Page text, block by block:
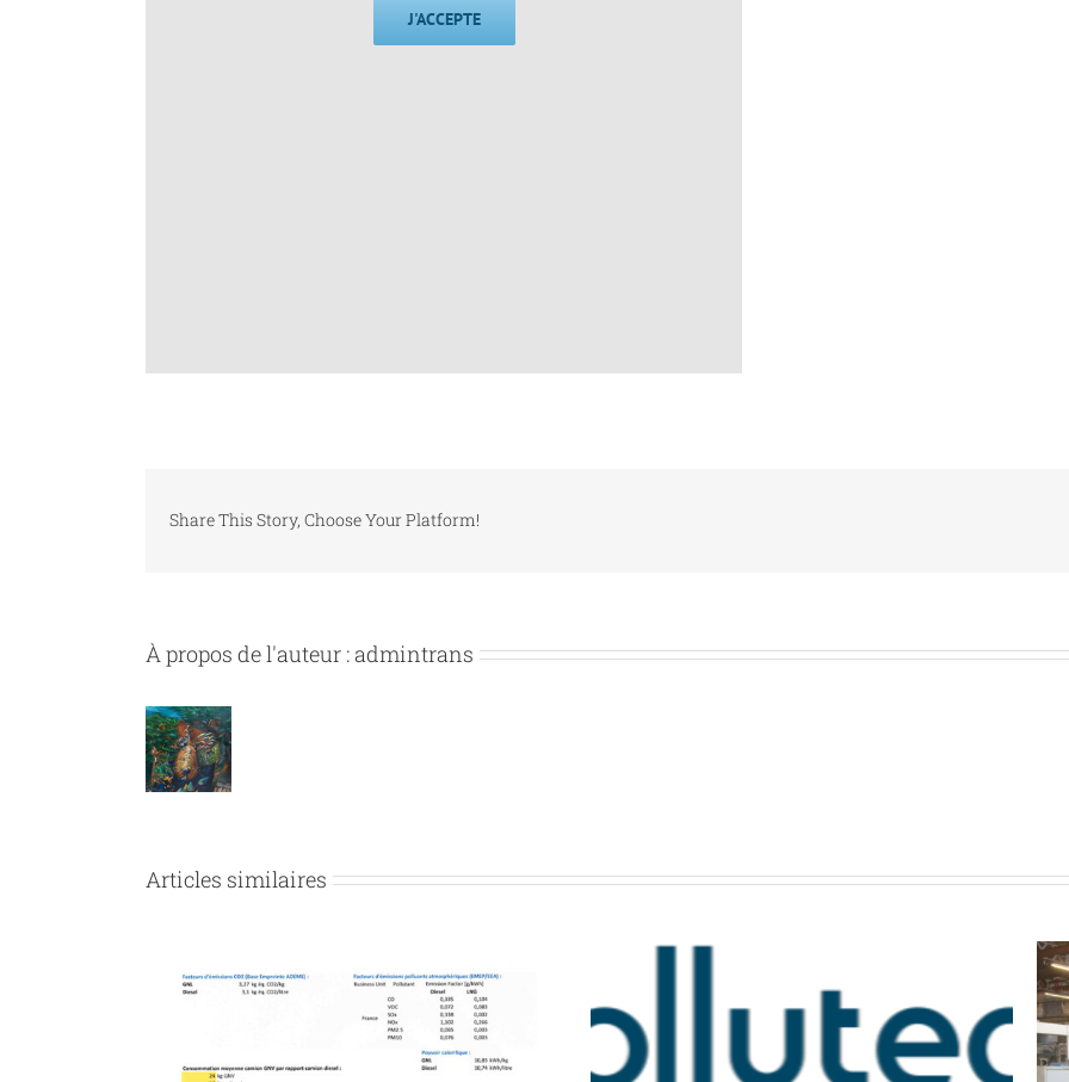
J'ACCEPTE
Share This Story, Choose Your Platform!
À propos de l'auteur :admintrans
Articles similaires